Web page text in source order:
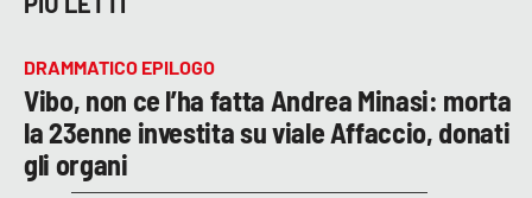
DRAMMATICO EPILOGO
Vibo, non ce l’ha fatta Andrea Minasi: morta
la 23enne investita su viale Affaccio, donati
gli organi